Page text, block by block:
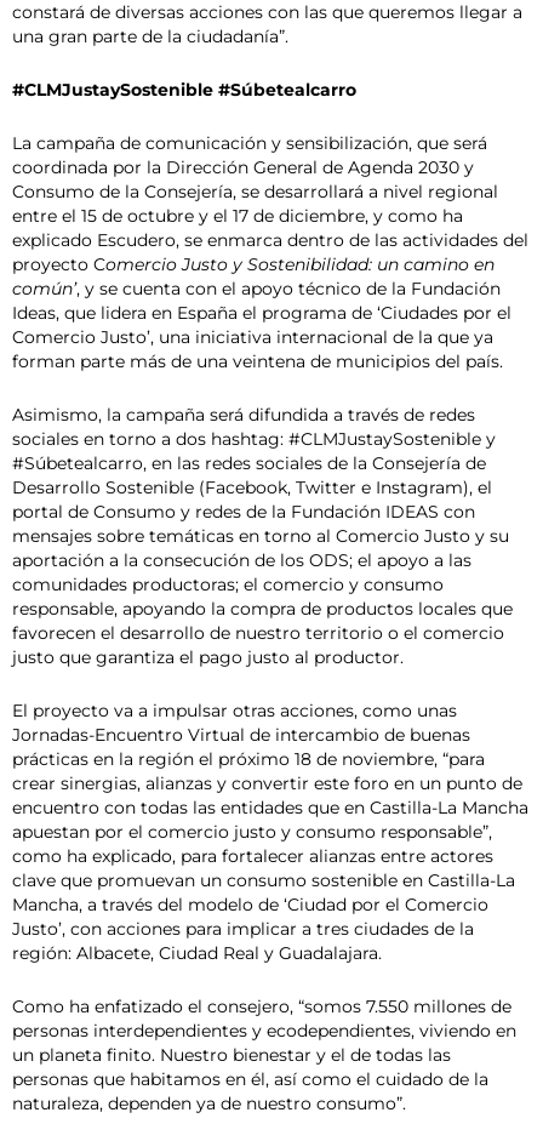
constará de diversas acciones con las que queremos llegar a
una gran parte de la ciudadanía”.
#CLMJustaySostenible #Súbetealcarro
La campaña de comunicación y sensibilización, que será
coordinada por la Dirección General de Agenda 2030 y
Consumo de la Consejería, se desarrollará a nivel regional
entre el 15 de octubre y el 17 de diciembre, y como ha
explicado Escudero, se enmarca dentro de las actividades del
proyecto Comercio Justo y Sostenibilidad: un camino en
común’, y se cuenta con el apoyo técnico de la Fundación
Ideas, que lidera en España el programa de ‘Ciudades por el
Comercio Justo’, una iniciativa internacional de la que ya
forman parte más de una veintena de municipios del país.
Asimismo, la campaña será difundida a través de redes
sociales en torno a dos hashtag: #CLMJustaySostenible y
#Súbetealcarro, en las redes sociales de la Consejería de
Desarrollo Sostenible (Facebook, Twitter e Instagram), el
portal de Consumo y redes de la Fundación IDEAS con
mensajes sobre temáticas en torno al Comercio Justo y su
aportación a la consecución de los ODS; el apoyo a las
comunidades productoras; el comercio y consumo
responsable, apoyando la compra de productos locales que
favorecen el desarrollo de nuestro territorio o el comercio
justo que garantiza el pago justo al productor.
El proyecto va a impulsar otras acciones, como unas
Jornadas-Encuentro Virtual de intercambio de buenas
prácticas en la región el próximo 18 de noviembre, “para
crear sinergias, alianzas y convertir este foro en un punto de
encuentro con todas las entidades que en Castilla-La Mancha
apuestan por el comercio justo y consumo responsable”,
como ha explicado, para fortalecer alianzas entre actores
clave que promuevan un consumo sostenible en Castilla-La
Mancha, a través del modelo de ‘Ciudad por el Comercio
Justo’, con acciones para implicar a tres ciudades de la
región: Albacete, Ciudad Real y Guadalajara.
Como ha enfatizado el consejero, “somos 7.550 millones de
personas interdependientes y ecodependientes, viviendo en
un planeta finito. Nuestro bienestar y el de todas las
personas que habitamos en él, así como el cuidado de la
naturaleza, dependen ya de nuestro consumo”.